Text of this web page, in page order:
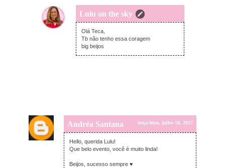
Lulu on the sky
terça-feira, julho 18, 2017
Olá Teca,
Tb não tenho essa coragem
big beijos
Andréa Santana terça-feira, julho 18, 2017
Hello, querida Lulu!
Que belo evento, você é muito linda!
Beijos, sucesso sempre ♥